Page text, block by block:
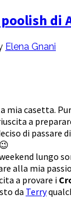
di
Elena Gnani
mia casetta.
a
di passare
lungo
alla mia
a provare i
da Terry